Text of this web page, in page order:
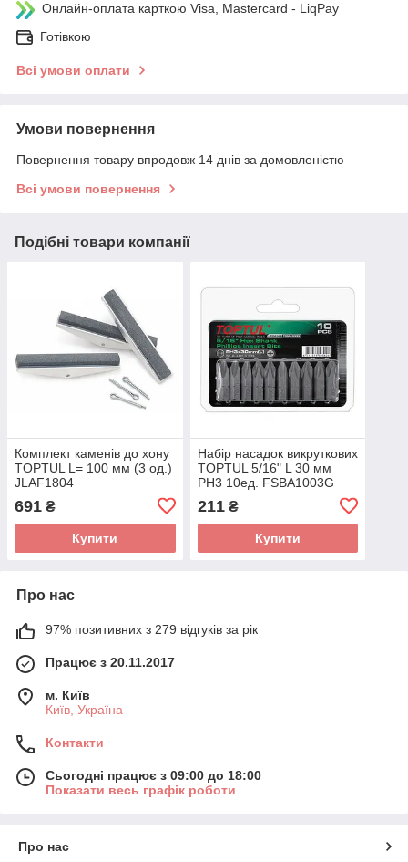
Онлайн-оплата карткою Visa, Mastercard - LiqPay
Готівкою
Всі умови оплати
Умови повернення
Повернення товару впродовж 14 днів за домовленістю
Всі умови повернення
Подібні товари компанії
Комплект каменів до хону
TOPTUL L= 100 мм (3 од.)
JLAF1804
691 ₴
Купити
Набір насадок викруткових
TOPTUL 5/16" L 30 мм
PH3 10ед. FSBA1003G
211₴
Купити
Про нас
97% позитивних з 279 відгуків за рік
Працює з 20.11.2017
м. Київ
Київ, Україна
Контакти
Сьогодні працює з 09:00 до 18:00
Показати весь графік роботи
Про нас